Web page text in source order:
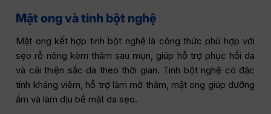
Mật ong và tinh bột nghệ
Mật ong kết hợp tinh bột nghệ là công thức phù hợp với
sẹo rỗ nông kèm thâm sau mụn, giúp hỗ trợ phục hồi da
và cải thiện sắc da theo thời gian. Tinh bột nghệ có đặc
tính kháng viêm, hỗ trợ làm mờ thâm, mật ong giúp dưỡng
ẩm và làm dịu bề mặt da sẹo.